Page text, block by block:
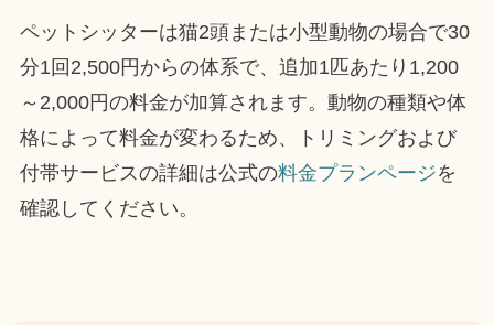
ペットシッターは猫2頭または小型動物の場合で30
分1回2,500円からの体系で、追加1匹あたり1,200
～2,000円の料金が加算されます。動物の種類や体
格によって料金が変わるため、トリミングおよび
付帯サービスの詳細は公式の料金プランページを
確認してください。